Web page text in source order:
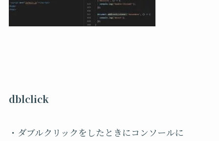
dblclick
・ダブルクリックをしたときにコンソールに